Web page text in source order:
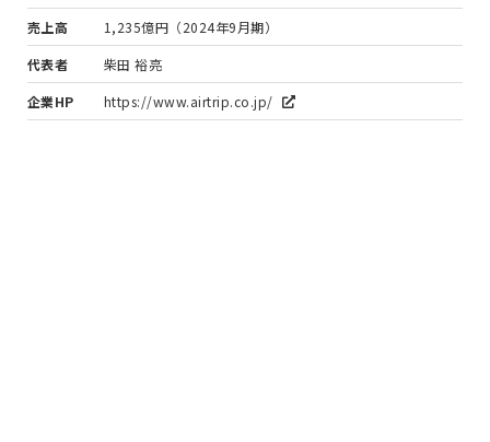
売上高
1,235億円（2024年9月期）
代表者
柴田 裕亮
企業HP
https://www.airtrip.co.jp/